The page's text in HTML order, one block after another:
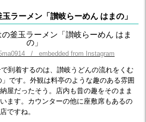
ラーメン「讃岐らーめん はまの」
/ embedded from Instagram
到着するのは、讃岐うどんの流れをくむ
」です。外観は料亭のような趣のある雰囲
屋だったそう。店内も昔の趣をそのまま
ます。カウンターの他に座敷席もあるの
ですね。